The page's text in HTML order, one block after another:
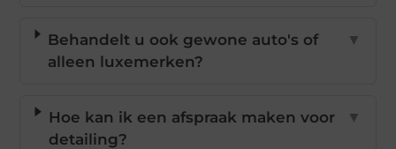
Behandelt u ook gewone auto's of
alleen luxemerken?
▼
Hoe kan ik een afspraak maken voor
detailing?
▼